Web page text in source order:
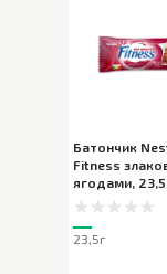
Батончик
Fitness
ягодами,
23,5г